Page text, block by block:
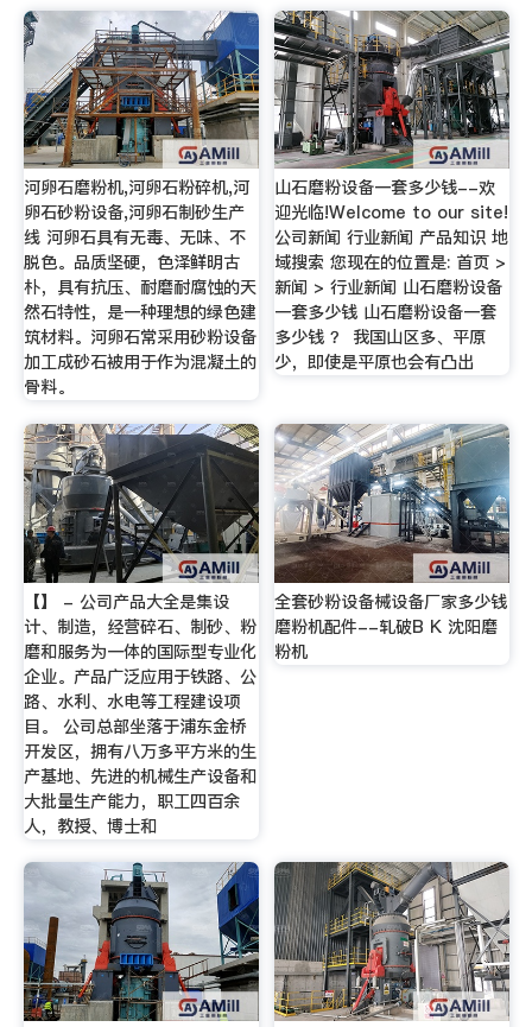
河卵石磨粉机,河卵石粉碎机,河
卵石砂粉设备,河卵石制砂生产
线 河卵石具有无毒、无味、不
脱色。品质坚硬，色泽鲜明古
朴，具有抗压、耐磨耐腐蚀的天
然石特性，是一种理想的绿色建
筑材料。河卵石常采用砂粉设备
加工成砂石被用于作为混凝土的
骨料。
山石磨粉设备一套多少钱--欢
迎光临!Welcome to our site!
公司新闻 行业新闻 产品知识 地
域搜索 您现在的位置是: 首页 >
新闻 > 行业新闻 山石磨粉设备
一套多少钱 山石磨粉设备一套
多少钱 ？ 我国山区多、平原
少，即使是平原也会有凸出
【】 - 公司产品大全是集设
计、制造，经营碎石、制砂、粉
磨和服务为一体的国际型专业化
企业。产品广泛应用于铁路、公
路、水利、水电等工程建设项
目。 公司总部坐落于浦东金桥
开发区，拥有八万多平方米的生
产基地、先进的机械生产设备和
大批量生产能力，职工四百余
人，教授、博士和
全套砂粉设备械设备厂家多少钱
磨粉机配件--轧破B K 沈阳磨
粉机